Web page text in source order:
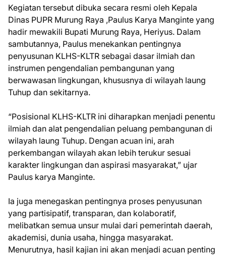
Kegiatan tersebut dibuka secara resmi oleh Kepala
Dinas PUPR Murung Raya ,Paulus Karya Manginte yang
hadir mewakili Bupati Murung Raya, Heriyus. Dalam
sambutannya, Paulus menekankan pentingnya
penyusunan KLHS-KLTR sebagai dasar ilmiah dan
instrumen pengendalian pembangunan yang
berwawasan lingkungan, khususnya di wilayah laung
Tuhup dan sekitarnya.
“Posisional KLHS-KLTR ini diharapkan menjadi penentu
ilmiah dan alat pengendalian peluang pembangunan di
wilayah laung Tuhup. Dengan acuan ini, arah
perkembangan wilayah akan lebih terukur sesuai
karakter lingkungan dan aspirasi masyarakat,” ujar
Paulus karya Manginte.
Ia juga menegaskan pentingnya proses penyusunan
yang partisipatif, transparan, dan kolaboratif,
melibatkan semua unsur mulai dari pemerintah daerah,
akademisi, dunia usaha, hingga masyarakat.
Menurutnya, hasil kajian ini akan menjadi acuan penting